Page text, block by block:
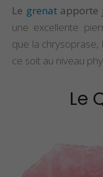
Le grenatapporte
une excellente
que la
ce soit au niveau
Le